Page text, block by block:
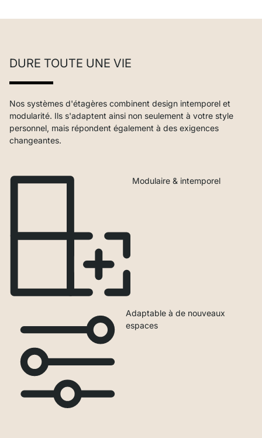
DURE TOUTE UNE VIE
Nos systèmes d'étagères combinent design intemporel et
modularité. Ils s'adaptent ainsi non seulement à votre style
personnel, mais répondent également à des exigences
changeantes.
Modulaire & intemporel
Adaptable à de nouveaux
espaces